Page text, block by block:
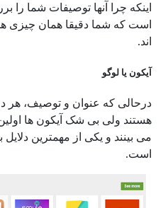
اینکه چرا آنها توصیفات شما را
است که شما دقیقا همان چیزی
اند.
آیکون یا لوگو
هستند ولی بی شک آیکون ها
می بینند و یکی از مهمترین
است.